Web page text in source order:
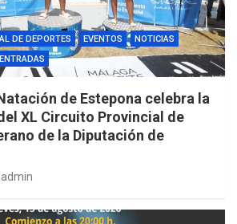
DE DEPORTES EVENTOS
NOTICIAS
de Estepona celebra la
XL Circuito Provincial de
de la Diputación de
admin